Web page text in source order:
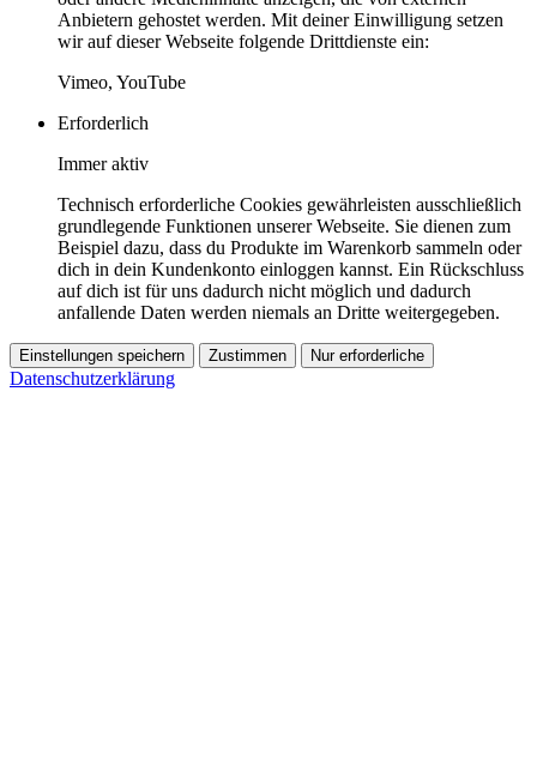
Anbietern gehostet werden. Mit deiner Einwilligung setzen
wir auf dieser Webseite folgende Drittdienste ein:
Vimeo, YouTube
Erforderlich
Immer aktiv
Technisch erforderliche Cookies gewährleisten ausschließlich
grundlegende Funktionen unserer Webseite. Sie dienen zum
Beispiel dazu, dass du Produkte im Warenkorb sammeln oder
dich in dein Kundenkonto einloggen kannst. Ein Rückschluss
auf dich ist für uns dadurch nicht möglich und dadurch
anfallende Daten werden niemals an Dritte weitergegeben.
Einstellungen speichern Zustimmen Nur erforderliche
Datenschutzerklärung